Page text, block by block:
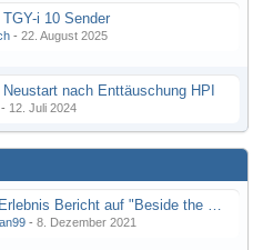
i 10 Sender
- 22. August 2025
Neustart nach Enttäuschung HPI
- 12. Juli 2024
Renn / Erlebnis Bericht auf "Beside the Race"
- 8. Dezember 2021